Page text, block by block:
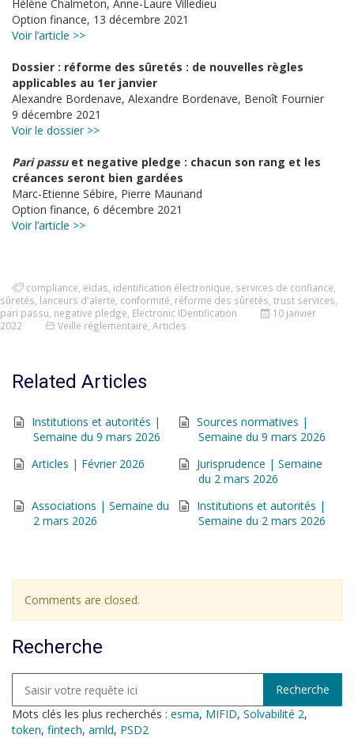
Hélène Chalmeton, Anne-Laure Villedieu
Option finance, 13 décembre 2021
Voir l’article >>
Dossier : réforme des sûretés : de nouvelles règles
applicables au 1er janvier
Alexandre Bordenave, Alexandre Bordenave, Benoît Fournier
9 décembre 2021
Voir le dossier >>
Pari passuet negative pledge : chacun son rang et les
créances seront bien gardées
Marc-Etienne Sébire, Pierre Maunand
Option finance, 6 décembre 2021
Voir l’article >>
compliance eidas identification électronique services de confiance
sûretés lanceurs d'alerte conformité réforme des sûretés trust services
pari passu negative pledge Electronic IDentification
10 janvier
2022
Veille réglementaire Articles
Related Articles
Institutions et autorités |
Semaine du 9 mars 2026
Sources normatives |
Semaine du 9 mars 2026
Articles | Février 2026
Jurisprudence | Semaine
du 2 mars 2026
Associations | Semaine du
2 mars 2026
Institutions et autorités |
Semaine du 2 mars 2026
Comments are closed.
Recherche
Mots clés les plus recherchés : esma, MIFID, Solvabilité 2,
token, fintech, amld, PSD2